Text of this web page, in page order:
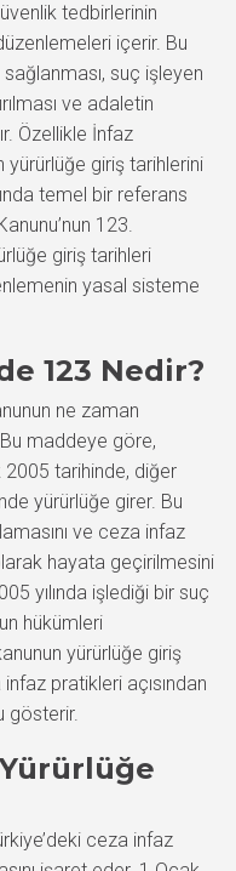
tedbirlerinin
içerir. Bu
suç işleyen
ve adaletin
Özellikle İnfaz
yürürlüğe giriş tarihlerini
temel bir referans
123.
giriş tarihleri
yasal sisteme
123 Nedir?
ne zaman
maddeye göre,
tarihinde, diğer
yürürlüğe girer. Bu
ve ceza infaz
hayata geçirilmesini
yılında işlediği bir suç
hükümleri
yürürlüğe giriş
pratikleri açısından
gösterir.
ceza infaz